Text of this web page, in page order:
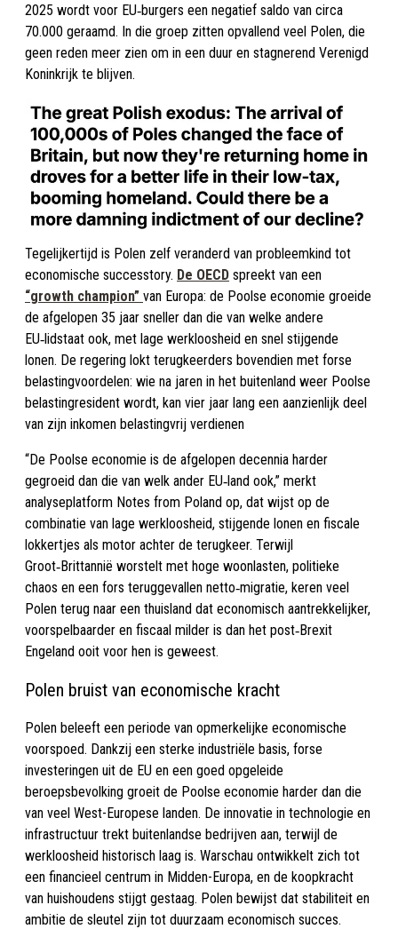
2025 wordt voor EU‑burgers een negatief saldo van circa
70.000 geraamd. In die groep zitten opvallend veel Polen, die
geen reden meer zien om in een duur en stagnerend Verenigd
Koninkrijk te blijven.​
Tegelijkertijd is Polen zelf veranderd van probleemkind tot
economische successtory. De OECD spreekt van een
“growth champion” van Europa: de Poolse economie groeide
de afgelopen 35 jaar sneller dan die van welke andere
EU‑lidstaat ook, met lage werkloosheid en snel stijgende
lonen. De regering lokt terugkeerders bovendien met forse
belastingvoordelen: wie na jaren in het buitenland weer Poolse
belastingresident wordt, kan vier jaar lang een aanzienlijk deel
van zijn inkomen belastingvrij verdienen
“De Poolse economie is de afgelopen decennia harder
gegroeid dan die van welk ander EU‑land ook,” merkt
analyseplatform Notes from Poland op, dat wijst op de
combinatie van lage werkloosheid, stijgende lonen en fiscale
lokkertjes als motor achter de terugkeer. Terwijl
Groot‑Brittannië worstelt met hoge woonlasten, politieke
chaos en een fors teruggevallen netto‑migratie, keren veel
Polen terug naar een thuisland dat economisch aantrekkelijker,
voorspelbaarder en fiscaal milder is dan het post‑Brexit
Engeland ooit voor hen is geweest.
Polen bruist van economische kracht
Polen beleeft een periode van opmerkelijke economische
voorspoed. Dankzij een sterke industriële basis, forse
investeringen uit de EU en een goed opgeleide
beroepsbevolking groeit de Poolse economie harder dan die
van veel West-Europese landen. De innovatie in technologie en
infrastructuur trekt buitenlandse bedrijven aan, terwijl de
werkloosheid historisch laag is. Warschau ontwikkelt zich tot
een financieel centrum in Midden-Europa, en de koopkracht
van huishoudens stijgt gestaag. Polen bewijst dat stabiliteit en
ambitie de sleutel zijn tot duurzaam economisch succes.